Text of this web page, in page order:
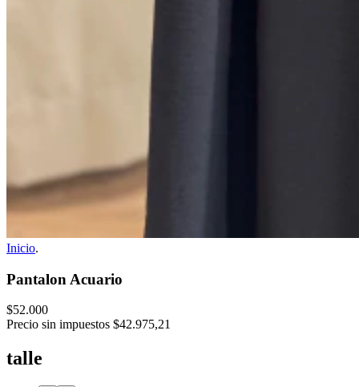
Inicio.
Pantalon Acuario
$52.000
Precio sin impuestos $42.975,21
talle